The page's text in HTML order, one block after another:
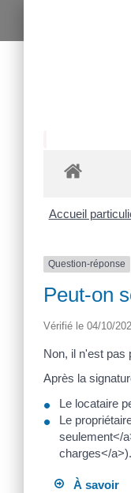
Accueil
Question-réponse
Peut-on
Vérifié le 04/10/
Non, il n'est pas
Après la
Le locataire
Le
seulement</
charges</a>).
À savoir